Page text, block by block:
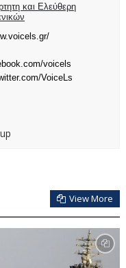
και Ελεύθερη
voicels
VoiceLs
View More